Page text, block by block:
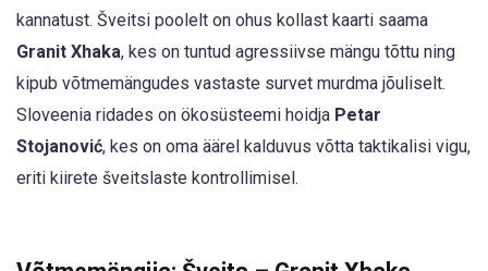
kannatust. Šveitsi poolelt on ohus kollast kaarti saama
Granit Xhaka, kes on tuntud agressiivse mängu tõttu ning
kipub võtmemängudes vastaste survet murdma jõuliselt.
Sloveenia ridades on ökosüsteemi hoidja Petar
Stojanović, kes on oma äärel kalduvus võtta taktikalisi vigu,
eriti kiirete šveitslaste kontrollimisel.